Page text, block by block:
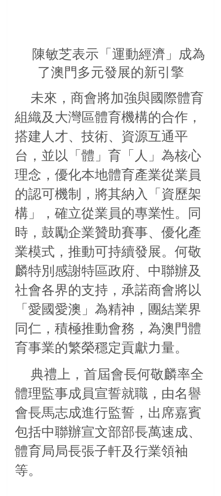
陳敏芝表示「運動經濟」成為
了澳門多元發展的新引擎
未來，商會將加強與國際體育
組織及大灣區體育機構的合作，
搭建人才、技術、資源互通平
台，並以「體」育「人」為核心
理念，優化本地體育產業從業員
的認可機制，將其納入「資歷架
構」，確立從業員的專業性。同
時，鼓勵企業贊助賽事、優化產
業模式，推動可持續發展。何敬
麟特別感謝特區政府、中聯辦及
社會各界的支持，承諾商會將以
「愛國愛澳」為精神，團結業界
同仁，積極推動會務，為澳門體
育事業的繁榮穩定貢獻力量。
典禮上，首屆會長何敬麟率全
體理監事成員宣誓就職，由名譽
會長馬志成進行監誓，出席嘉賓
包括中聯辦宣文部部長萬速成、
體育局局長張子軒及行業領袖
等。